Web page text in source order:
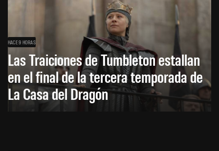
HACE 9 HORAS
Las Traiciones de Tumbleton estallan
en el final de la tercera temporada de
La Casa del Dragón